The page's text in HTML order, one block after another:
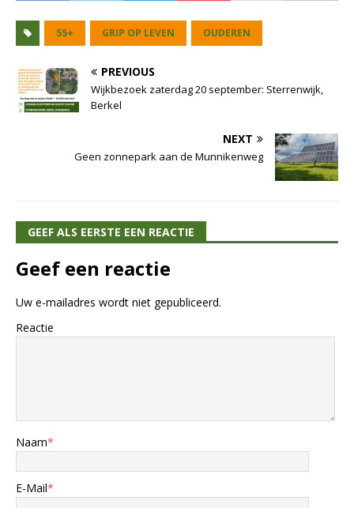
55+ GRIP OP LEVEN OUDEREN
PREVIOUS
Wijkbezoek zaterdag 20 september: Sterrenwijk,
Berkel
NEXT
Geen zonnepark aan de Munnikenweg
GEEF ALS EERSTE EEN REACTIE
Geef een reactie
Uw e-mailadres wordt niet gepubliceerd.
Reactie
Naam*
E-Mail*